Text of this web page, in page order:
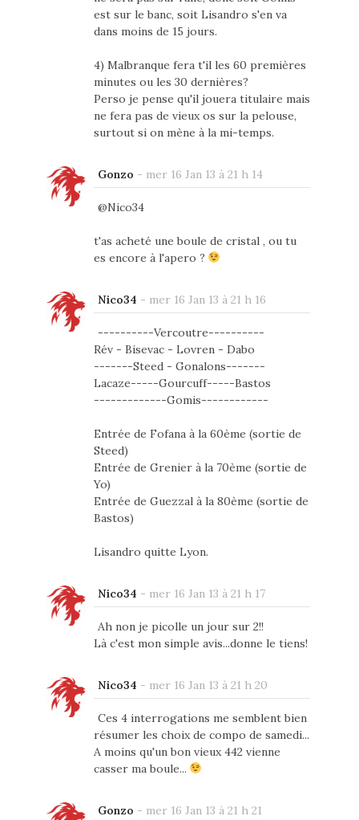
est sur le banc, soit Lisandro s'en va
dans moins de 15 jours.
4) Malbranque fera t'il les 60 premières
minutes ou les 30 dernières?
Perso je pense qu'il jouera titulaire mais
ne fera pas de vieux os sur la pelouse,
surtout si on mène à la mi-temps.
Gonzo - mer 16 Jan 13 à 21 h 14
@Nico34
t'as acheté une boule de cristal , ou tu
es encore à l'apero ?
Nico34 - mer 16 Jan 13 à 21 h 16
----------Vercoutre----------
Rév - Bisevac - Lovren - Dabo
-------Steed - Gonalons-------
Lacaze-----Gourcuff-----Bastos
-------------Gomis------------
Entrée de Fofana à la 60ème (sortie de
Steed)
Entrée de Grenier à la 70ème (sortie de
Yo)
Entrée de Guezzal à la 80ème (sortie de
Bastos)
Lisandro quitte Lyon.
Nico34 - mer 16 Jan 13 à 21 h 17
Ah non je picolle un jour sur 2!!
Là c'est mon simple avis...donne le tiens!
Nico34 - mer 16 Jan 13 à 21 h 20
Ces 4 interrogations me semblent bien
résumer les choix de compo de samedi...
A moins qu'un bon vieux 442 vienne
casser ma boule...
Gonzo - mer 16 Jan 13 à 21 h 21